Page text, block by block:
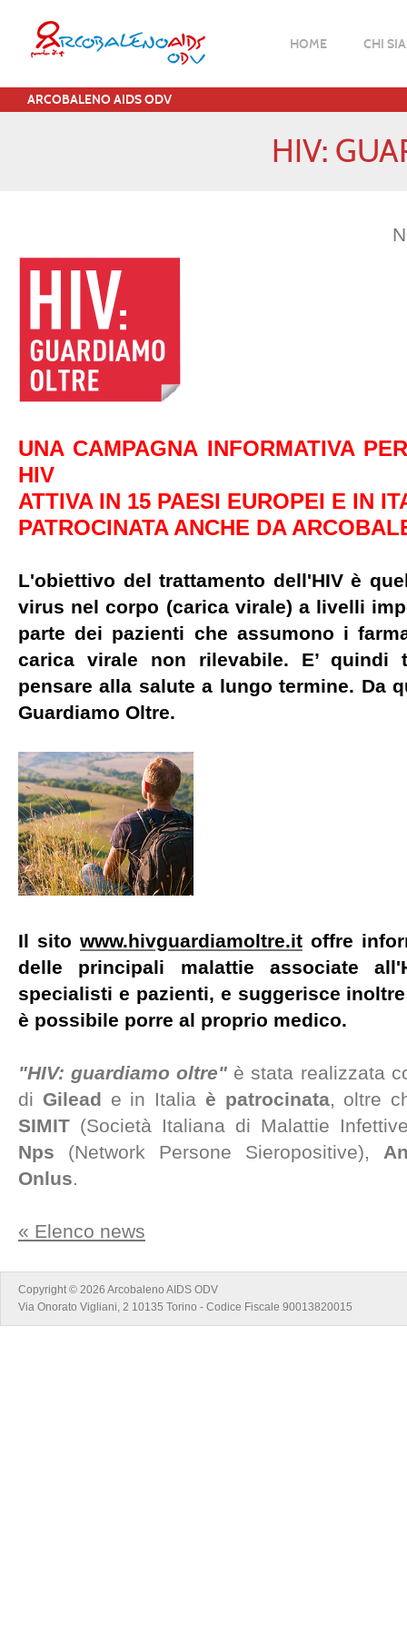
HOME CHI
ARCOBALENO AIDS ODV
HIV:
UNA CAMPAGNA INFORMATIVA
HIV
ATTIVA IN 15 PAESI EUROPEI E IN
PATROCINATA ANCHE DA
L'obiettivo del trattamento dell'HIV è
virus nel corpo (carica virale) a livelli
parte dei pazienti che assumono i
carica virale non rilevabile. E’ quindi
pensare alla salute a lungo termine. Da
Guardiamo Oltre.
Il sito www.hivguardiamoltre.it offre
delle principali malattie associate
specialisti e pazienti, e suggerisce
è possibile porre al proprio medico.
"HIV: guardiamo oltre" è stata realizzata
di Gilead e in Italia è patrocinata, oltre
SIMIT (Società Italiana di Malattie
Nps (Network Persone Sieropositive),
Onlus.
« Elenco news
Copyright © 2026 Arcobaleno AIDS ODV
Via Onorato Vigliani, 2 10135 Torino - Codice Fiscale 90013820015